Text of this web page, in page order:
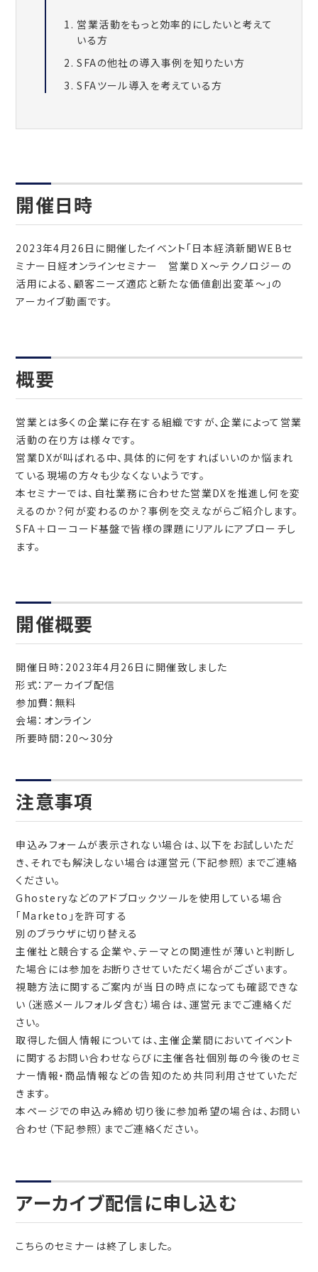
営業活動をもっと効率的にしたいと考えて
いる方
SFAの他社の導入事例を知りたい方
SFAツール導入を考えている方
開催日時
2023年4月26日に開催したイベント「日本経済新聞WEBセ
ミナー日経オンラインセミナー 営業ＤＸ～テクノロジーの
活用による、顧客ニーズ適応と新たな価値創出変革～」の
アーカイブ動画です。
概要
営業とは多くの企業に存在する組織ですが、企業によって営業
活動の在り方は様々です。
営業DXが叫ばれる中、具体的に何をすればいいのか悩まれ
ている現場の方々も少なくないようです。
本セミナーでは、自社業務に合わせた営業DXを推進し何を変
えるのか？何が変わるのか？事例を交えながらご紹介します。
SFA＋ローコード基盤で皆様の課題にリアルにアプローチし
ます。
開催概要
開催日時：2023年4月26日に開催致しました
形式：アーカイブ配信
参加費：無料
会場：オンライン
所要時間：20～30分
注意事項
申込みフォームが表示されない場合は、以下をお試しいただ
き、それでも解決しない場合は運営元（下記参照）までご連絡
ください。
Ghosteryなどのアドブロックツールを使用している場合
「Marketo」を許可する
別のブラウザに切り替える
主催社と競合する企業や、テーマとの関連性が薄いと判断し
た場合には参加をお断りさせていただく場合がございます。
視聴方法に関するご案内が当日の時点になっても確認できな
い（迷惑メールフォルダ含む）場合は、運営元までご連絡くだ
さい。
取得した個人情報については、主催企業間においてイベント
に関するお問い合わせならびに主催各社個別毎の今後のセミ
ナー情報・商品情報などの告知のため共同利用させていただ
きます。
本ページでの申込み締め切り後に参加希望の場合は、お問い
合わせ（下記参照）までご連絡ください。
アーカイブ配信に申し込む
こちらのセミナーは終了しました。